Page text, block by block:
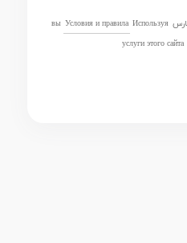
Условия и правила Используя
услуги этого сайта